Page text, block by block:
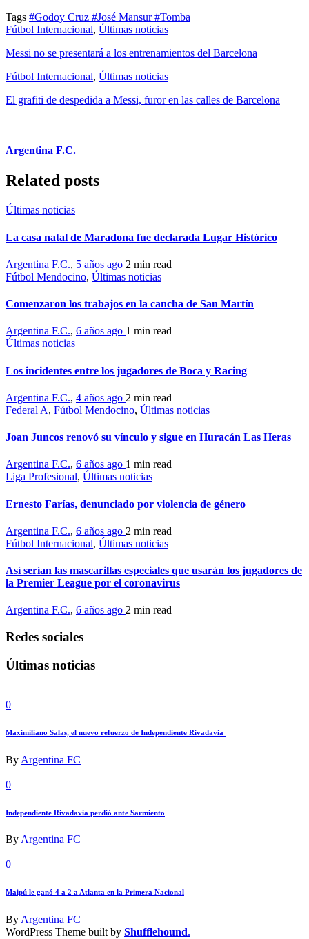
Tags #Godoy Cruz #José Mansur#Tomba
Fútbol Internacional, Últimas noticias
Messi no se presentará a los entrenamientos del Barcelona
Fútbol Internacional, Últimas noticias
El grafiti de despedida a Messi, furor en las calles de Barcelona
Argentina F.C.
Related posts
Últimas noticias
La casa natal de Maradona fue declarada Lugar Histórico
Argentina F.C., 5 años ago 2 min read
Fútbol Mendocino, Últimas noticias
Comenzaron los trabajos en la cancha de San Martín
Argentina F.C., 6 años ago 1 min read
Últimas noticias
Los incidentes entre los jugadores de Boca y Racing
Argentina F.C., 4 años ago 2 min read
Federal A, Fútbol Mendocino, Últimas noticias
Joan Juncos renovó su vínculo y sigue en Huracán Las Heras
Argentina F.C., 6 años ago 1 min read
Liga Profesional, Últimas noticias
Ernesto Farías, denunciado por violencia de género
Argentina F.C., 6 años ago 2 min read
Fútbol Internacional, Últimas noticias
Así serían las mascarillas especiales que usarán los jugadores de
la Premier League por el coronavirus
Argentina F.C., 6 años ago 2 min read
Redes sociales
Últimas noticias
0
Maximiliano Salas, el nuevo refuerzo de Independiente Rivadavia
By Argentina FC
0
Independiente Rivadavia perdió ante Sarmiento
ByArgentina FC
0
Maipú le ganó 4 a 2 a Atlanta en la Primera Nacional
ByArgentina FC
WordPress Theme built by Shufflehound.